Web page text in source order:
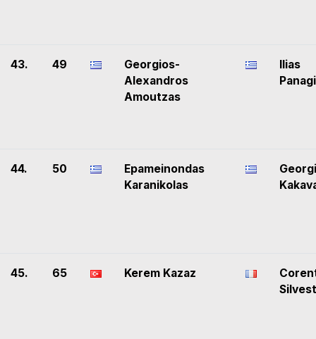
43. 49
Georgios-
Alexandros
Amoutzas
Ilias
44. 50
Epameinondas
Karanikolas
45. 65 Kerem Kazaz